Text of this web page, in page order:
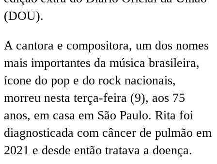
(DOU).
A cantora e compositora, um dos nomes
mais importantes da música brasileira,
ícone do pop e do rock nacionais,
morreu nesta terça-feira (9), aos 75
anos, em casa em São Paulo. Rita foi
diagnosticada com câncer de pulmão em
2021 e desde então tratava a doença.